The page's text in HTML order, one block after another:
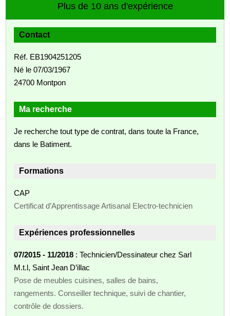
Plus de 10 ans d'expérience
Contact
Réf. EB1904251205
Né le 07/03/1967
24700 Montpon
Ma recherche
Je recherche tout type de contrat, dans toute la France,
dans le Batiment.
Formations
CAP
Certificat d’Apprentissage Artisanal Electro-technicien
Expériences professionnelles
07/2015 - 11/2018 : Technicien/Dessinateur chez Sarl
M.t.l, Saint Jean D’illac
Pose de meubles cuisines, salles de bains,
rangements. Conseiller technique, suivi de chantier,
contrôle de dossiers.